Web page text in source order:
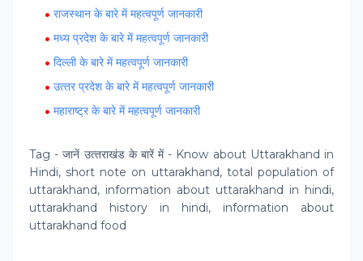
राजस्‍थान के बारे में महत्‍वपूर्ण जानकारी
मध्‍य प्रदेश के बारे में महत्‍वपूर्ण जानकारी
दिल्‍ली के बारे में महत्‍वपूर्ण जानकारी
उत्‍तर प्रदेश के बारे में महत्‍वपूर्ण जानकारी
महाराष्‍ट्र के बारे में महत्‍वपूर्ण जानकारी
Tag - जानें उत्‍तराखंड के बारें में - Know about Uttarakhand in
Hindi, short note on uttarakhand, total population of
uttarakhand, information about uttarakhand in hindi,
uttarakhand history in hindi, information about
uttarakhand food